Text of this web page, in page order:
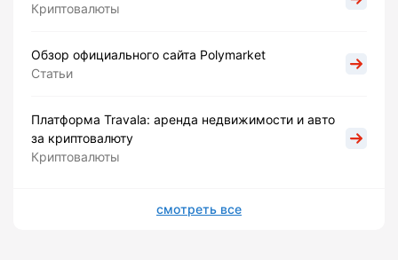
Криптовалюты
Обзор официального сайта Polymarket
Статьи
Платформа Travala: аренда недвижимости и авто
за криптовалюту
Криптовалюты
смотреть все